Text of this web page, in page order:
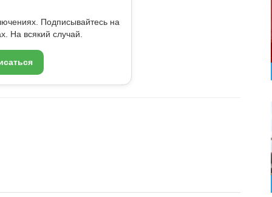
Подписывайтесь на
На всякий случай.